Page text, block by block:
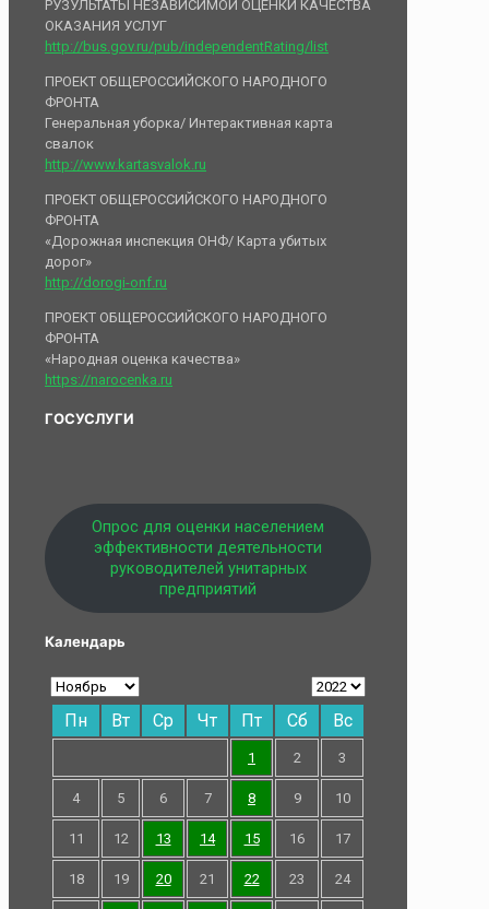
РУЗУЛЬТАТЫ НЕЗАВИСИМОЙ ОЦЕНКИ КАЧЕСТВА
ОКАЗАНИЯ УСЛУГ
http://bus.gov.ru/pub/independentRating/list
ПРОЕКТ ОБЩЕРОССИЙСКОГО НАРОДНОГО
ФРОНТА
Генеральная уборка/ Интерактивная карта
свалок
http://www.kartasvalok.ru
ПРОЕКТ ОБЩЕРОССИЙСКОГО НАРОДНОГО
ФРОНТА
«Дорожная инспекция ОНФ/ Карта убитых
дорог»
http://dorogi-onf.ru
ПРОЕКТ ОБЩЕРОССИЙСКОГО НАРОДНОГО
ФРОНТА
«Народная оценка качества»
https://narocenka.ru
ГОСУСЛУГИ
Опрос для оценки населением
эффективности деятельности
руководителей унитарных
предприятий
Календарь
Пн Вт Ср Чт Пт Сб Вс
1 2 3
4 5 6 7 8 9 10
11 12 13 14 15 16 17
18 19 20 21 22 23 24